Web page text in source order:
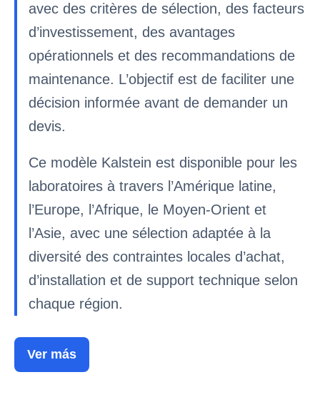
avec des critères de sélection, des facteurs
d’investissement, des avantages
opérationnels et des recommandations de
maintenance. L’objectif est de faciliter une
décision informée avant de demander un
devis.
Ce modèle Kalstein est disponible pour les
laboratoires à travers l’Amérique latine,
l’Europe, l’Afrique, le Moyen-Orient et
l’Asie, avec une sélection adaptée à la
diversité des contraintes locales d’achat,
d’installation et de support technique selon
chaque région.
Ver más